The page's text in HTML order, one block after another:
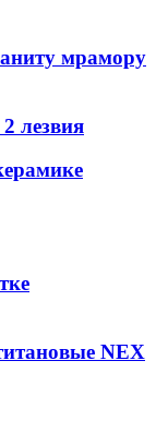
мрамору
лезвия
NEX